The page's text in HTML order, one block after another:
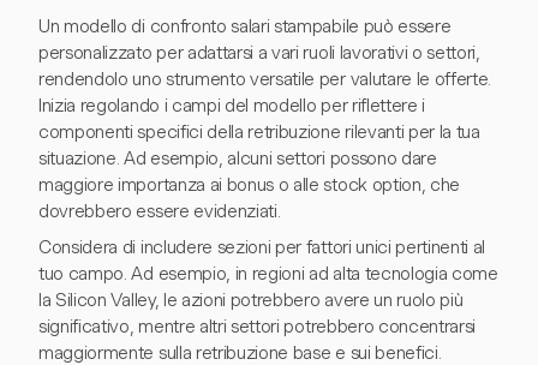
Un modello di confronto salari stampabile può essere
personalizzato per adattarsi a vari ruoli lavorativi o settori,
rendendolo uno strumento versatile per valutare le offerte.
Inizia regolando i campi del modello per riflettere i
componenti specifici della retribuzione rilevanti per la tua
situazione. Ad esempio, alcuni settori possono dare
maggiore importanza ai bonus o alle stock option, che
dovrebbero essere evidenziati.
Considera di includere sezioni per fattori unici pertinenti al
tuo campo. Ad esempio, in regioni ad alta tecnologia come
la Silicon Valley, le azioni potrebbero avere un ruolo più
significativo, mentre altri settori potrebbero concentrarsi
maggiormente sulla retribuzione base e sui benefici.